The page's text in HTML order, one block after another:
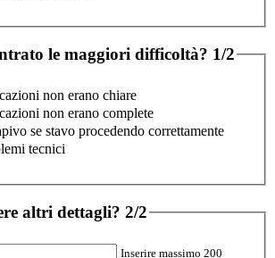
le maggiori difficoltà? 1/2
non erano chiare
non erano complete
se stavo procedendo correttamente
tecnici
altri dettagli? 2/2
Inserire massimo 200